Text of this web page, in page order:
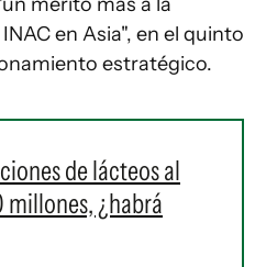
en Asia", en el quinto
estratégico.
de lácteos al
millones, ¿habrá